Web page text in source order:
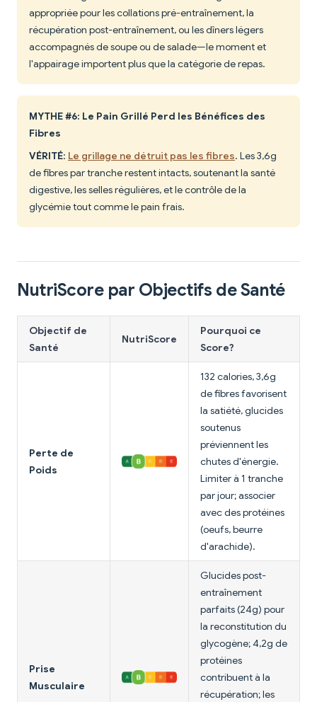
appropriée pour les collations pré-entraînement, la
récupération post-entraînement, ou les dîners légers
accompagnés de soupe ou de salade—le moment et
l'appairage importent plus que la catégorie de repas.
MYTHE #6: Le Pain Grillé Perd les Bénéfices des
Fibres
VÉRITÉ: Le grillage ne détruit pas les fibres. Les 3,6g
de fibres par tranche restent intacts, soutenant la santé
digestive, les selles régulières, et le contrôle de la
glycémie tout comme le pain frais.
NutriScore par Objectifs de Santé
Objectif de
Santé
NutriScore
Pourquoi ce
Score?
Perte de
Poids
132 calories, 3,6g
de fibres favorisent
la satiété, glucides
soutenus
préviennent les
chutes d'énergie.
Limiter à 1 tranche
par jour; associer
avec des protéines
(oeufs, beurre
d'arachide).
Prise
Musculaire
Glucides post-
entraînement
parfaits (24g) pour
la reconstitution du
glycogène; 4,2g de
protéines
contribuent à la
récupération; les